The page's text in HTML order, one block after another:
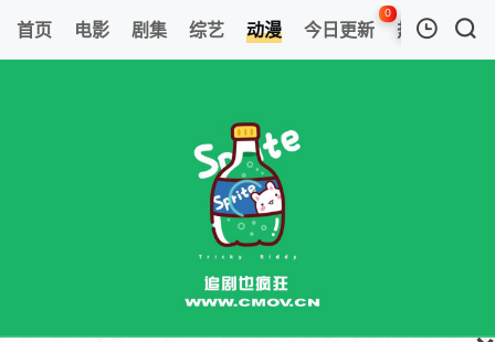
首页 电影 剧集 综艺 动漫 今日更新
0
热榜 APP
贝肯熊第六季
清空